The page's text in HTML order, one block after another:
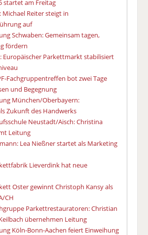
startet am Freitag
Michael Reiter steigt in
auf
Schwaben: Gemeinsam tagen,
fördern
Europäischer Parkettmarkt stabilisiert
Fachgruppentreffen bot zwei Tage
und Begegnung
München/Oberbayern:
Zukunft des Handwerks
Neustadt/Aisch: Christina
Leitung
Lea Nießner startet als Marketing
Lieverdink hat neue
Oster gewinnt Christoph Kansy als
CH
Parkettrestauratoren: Christian
übernehmen Leitung
Köln-Bonn-Aachen feiert Einweihung